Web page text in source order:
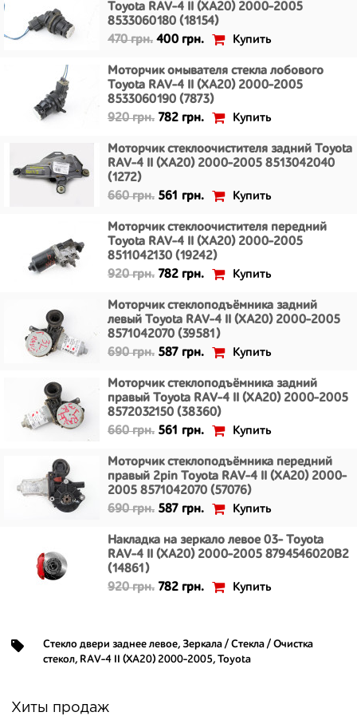
Toyota RAV-4 II (XA20) 2000-2005
8533060180 (18154)
470 грн. 400 грн. Купить
Моторчик омывателя стекла лобового
Toyota RAV-4 II (XA20) 2000-2005
8533060190 (7873)
920 грн. 782 грн. Купить
Моторчик стеклоочистителя задний Toyota
RAV-4 II (XA20) 2000-2005 8513042040
(1272)
660 грн. 561 грн. Купить
Моторчик стеклоочистителя передний
Toyota RAV-4 II (XA20) 2000-2005
8511042130 (19242)
920 грн. 782 грн. Купить
Моторчик стеклоподъёмника задний
левый Toyota RAV-4 II (XA20) 2000-2005
8571042070 (39581)
690 грн. 587 грн. Купить
Моторчик стеклоподъёмника задний
правый Toyota RAV-4 II (XA20) 2000-2005
8572032150 (38360)
660 грн. 561 грн. Купить
Моторчик стеклоподъёмника передний
правый 2pin Toyota RAV-4 II (XA20) 2000-
2005 8571042070 (57076)
690 грн. 587 грн. Купить
Накладка на зеркало левое 03- Toyota
RAV-4 II (XA20) 2000-2005 8794546020B2
(14861)
920 грн. 782 грн. Купить
Стекло двери заднее левое, Зеркала / Стекла / Очистка
стекол, RAV-4 II (XA20) 2000-2005, Toyota
Хиты продаж